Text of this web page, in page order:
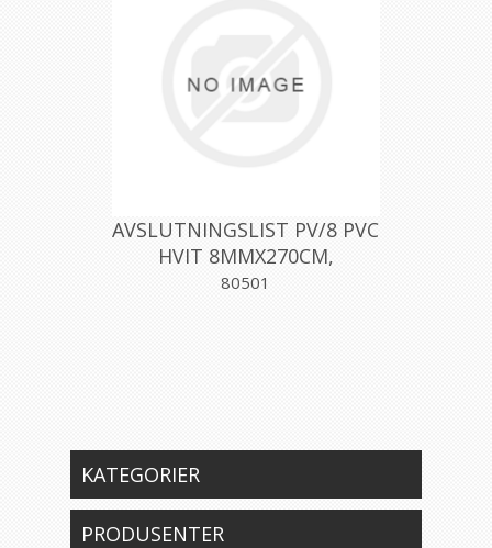
AVSLUTNINGSLIST PV/8 PVC
HVIT 8MMX270CM,
PROFILPAS
80501
KATEGORIER
PRODUSENTER